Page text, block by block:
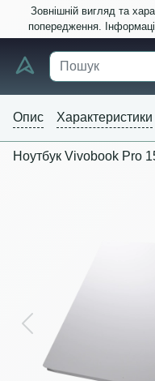
Зовнішній вигляд та
попередження.
Опис Характеристики
Ноутбук Vivobook Pro
Previous